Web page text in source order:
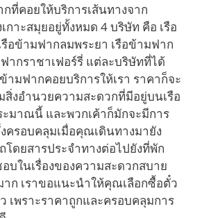
ที่คอยให้บริการเส้นทางจาก
กาะสมุยอยู่ทั้งหมด 4 บริษัท คือ เรือ
รือข้ามฟากลมพระยา เรือข้ามฟาก
ากราชาเฟอร์รี่ แต่ละบริษัทที่ได้
ามฟากคอยบริการให้เรา ราคาก็จะ
งอำนวยความสะดวกที่มีอยู่บนเรือ
มาณนี้ และพวกเค้าก็มักจะมีการ
ครอบคลุมเมื่อคุณเดินทางมายัง
โดยสารประจำทางต่อไปยังที่พัก
ในเรื่องของความสะดวกสบาย
ก เราขอแนะนำให้คุณเลือกซื้อตั๋ว
เพราะราคาถูกและครอบคลุมการ